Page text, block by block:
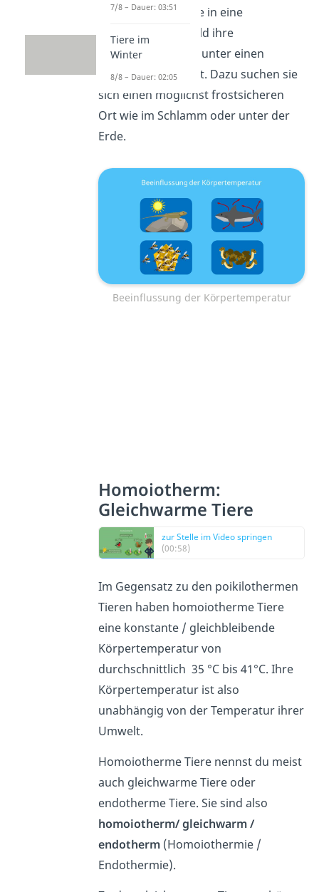
poikilotherme Tiere in eine
Winterstarre, sobald ihre
Körpertemperatur unter einen
kritischen Wert fällt. Dazu suchen sie
sich einen möglichst frostsicheren
Ort wie im Schlamm oder unter der
Erde.
Beeinflussung der Körpertemperatur
Homoiotherm:
Gleichwarme Tiere
zur Stelle im Video springen
(00:58)
Im Gegensatz zu den poikilothermen
Tieren haben homoiotherme Tiere
eine konstante / gleichbleibende
Körpertemperatur von
durchschnittlich 35 °C bis 41°C. Ihre
Körpertemperatur ist also
unabhängig von der Temperatur ihrer
Umwelt.
Homoiotherme Tiere nennst du meist
auch gleichwarme Tiere oder
endotherme Tiere. Sie sind also
homoiotherm/ gleichwarm /
endotherm (Homoiothermie /
Endothermie).
7/8 – Dauer: 03:51
Tiere im
Winter
8/8 – Dauer: 02:05